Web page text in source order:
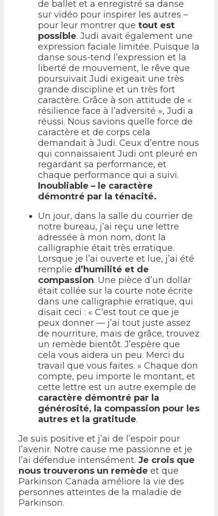
de ballet et a enregistré sa danse
sur vidéo pour inspirer les autres –
pour leur montrer que tout est
possible. Judi avait également une
expression faciale limitée. Puisque la
danse sous-tend l’expression et la
liberté de mouvement, le rêve que
poursuivait Judi exigeait une très
grande discipline et un très fort
caractère. Grâce à son attitude de «
résilience face à l’adversité », Judi a
réussi. Nous savions quelle force de
caractère et de corps cela
demandait à Judi. Ceux d’entre nous
qui connaissaient Judi ont pleuré en
regardant sa performance, et
chaque performance qui a suivi.
Inoubliable – le caractère
démontré par la ténacité.
Un jour, dans la salle du courrier de
notre bureau, j’ai reçu une lettre
adressée à mon nom, dont la
calligraphie était très erratique.
Lorsque je l’ai ouverte et lue, j’ai été
remplie d’humilité et de
compassion. Une pièce d’un dollar
était collée sur la courte note écrite
dans une calligraphie erratique, qui
disait ceci : « C’est tout ce que je
peux donner — j’ai tout juste assez
de nourriture, mais de grâce, trouvez
un remède bientôt. J’espère que
cela vous aidera un peu. Merci du
travail que vous faites. » Chaque don
compte, peu importe le montant, et
cette lettre est un autre exemple de
caractère démontré par la
générosité, la compassion pour les
autres et la gratitude.
Je suis positive et j’ai de l’espoir pour
l’avenir. Notre cause me passionne et je
l’ai défendue intensément. Je crois que
nous trouverons un remède et que
Parkinson Canada améliore la vie des
personnes atteintes de la maladie de
Parkinson.